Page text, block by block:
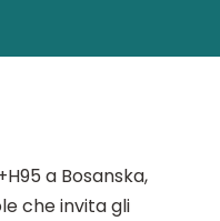
a Bosanska,
che invita gli